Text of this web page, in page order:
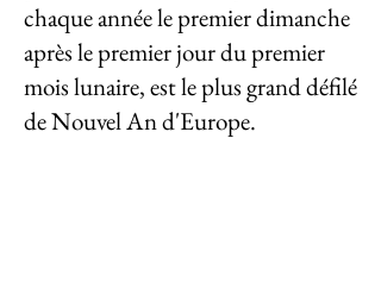
chaque année le premier dimanche
après le premier jour du premier
mois lunaire, est le plus grand défilé
de Nouvel An d'Europe. ​